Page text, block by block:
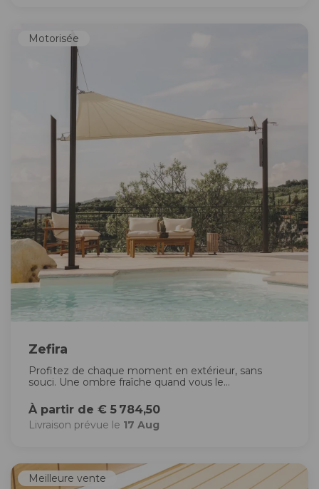
Motorisée
Zefira
Profitez de chaque moment en extérieur, sans
souci. Une ombre fraîche quand vous le...
À partir de € 5 784,50
Livraison prévue le 17 Aug
Meilleure vente